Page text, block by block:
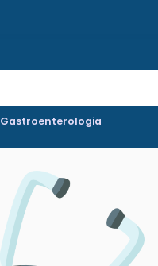
Gastroenterologia